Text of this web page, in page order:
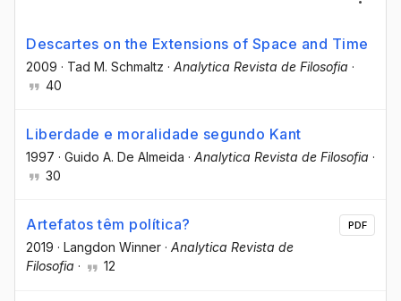
Descartes on the Extensions of Space and Time
2009 · Tad M. Schmaltz · Analytica Revista de Filosofia ·
40
Liberdade e moralidade segundo Kant
1997 · Guido A. De Almeida · Analytica Revista de Filosofia ·
30
Artefatos têm política?
2019 · Langdon Winner · Analytica Revista de
Filosofia · 12
PDF